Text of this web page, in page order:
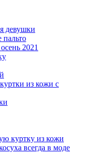
девушки
пальто
2021
из кожи с
куртку из кожи
всегда в моде